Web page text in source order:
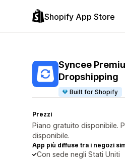
Shopify App Store
Syncee
Dropshipping
Built for Shopify
Prezzi
Piano gratuito disponibile.
disponibile.
App più diffuse tra i negozi
Con sede negli Stati Uniti